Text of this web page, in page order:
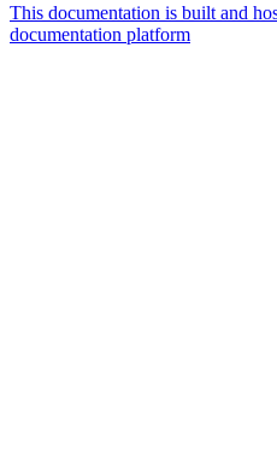
This documentation is built and
documentation platform